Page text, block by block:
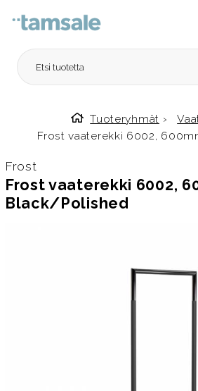
Etusivulle
Tuoteryhmät ›
Frost vaaterekki 6002,
Frost
Frost vaaterekki 6002,
Black/Polished